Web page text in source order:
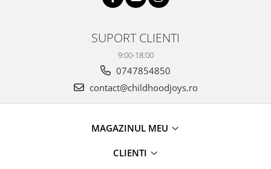
SUPORT CLIENTI
9:00-18:00
0747854850
contact@childhoodjoys.ro
MAGAZINUL MEU
CLIENTI